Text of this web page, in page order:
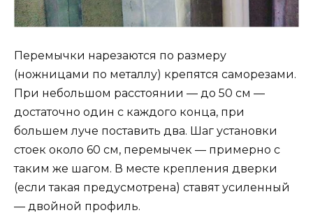
Перемычки нарезаются по размеру
(ножницами по металлу) крепятся саморезами.
При небольшом расстоянии — до 50 см —
достаточно один с каждого конца, при
большем луче поставить два. Шаг установки
стоек около 60 см, перемычек — примерно с
таким же шагом. В месте крепления дверки
(если такая предусмотрена) ставят усиленный
— двойной профиль.